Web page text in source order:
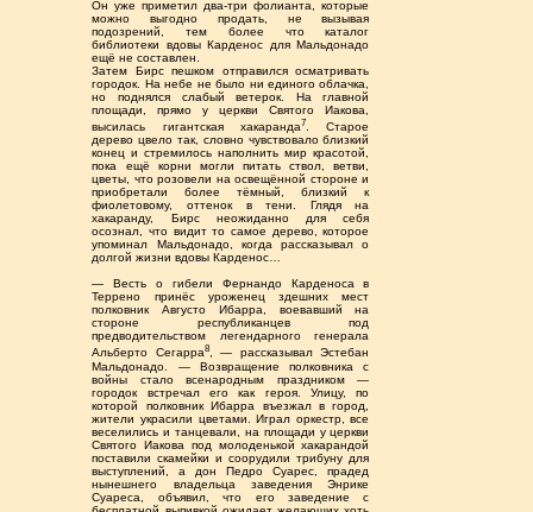
Он уже приметил два-три фолианта, которые
можно выгодно продать, не вызывая
подозрений, тем более что каталог
библиотеки вдовы Карденос для Мальдонадо
ещё не составлен.
Затем Бирс пешком отправился осматривать
городок. На небе не было ни единого облачка,
но поднялся слабый ветерок. На главной
площади, прямо у церкви Святого Иакова,
высилась гигантская хакаранда7. Старое
дерево цвело так, словно чувствовало близкий
конец и стремилось наполнить мир красотой,
пока ещё корни могли питать ствол, ветви,
цветы, что розовели на освещённой стороне и
приобретали более тёмный, близкий к
фиолетовому, оттенок в тени. Глядя на
хакаранду, Бирс неожиданно для себя
осознал, что видит то самое дерево, которое
упоминал Мальдонадо, когда рассказывал о
долгой жизни вдовы Карденос…
— Весть о гибели Фернандо Карденоса в
Террено принёс уроженец здешних мест
полковник Августо Ибарра, воевавший на
стороне республиканцев под
предводительством легендарного генерала
Альберто Сегарра8, — рассказывал Эстебан
Мальдонадо. — Возвращение полковника с
войны стало всенародным праздником —
городок встречал его как героя. Улицу, по
которой полковник Ибарра въезжал в город,
жители украсили цветами. Играл оркестр, все
веселились и танцевали, на площади у церкви
Святого Иакова под молоденькой хакарандой
поставили скамейки и соорудили трибуну для
выступлений, а дон Педро Суарес, прадед
нынешнего владельца заведения Энрике
Суареса, объявил, что его заведение с